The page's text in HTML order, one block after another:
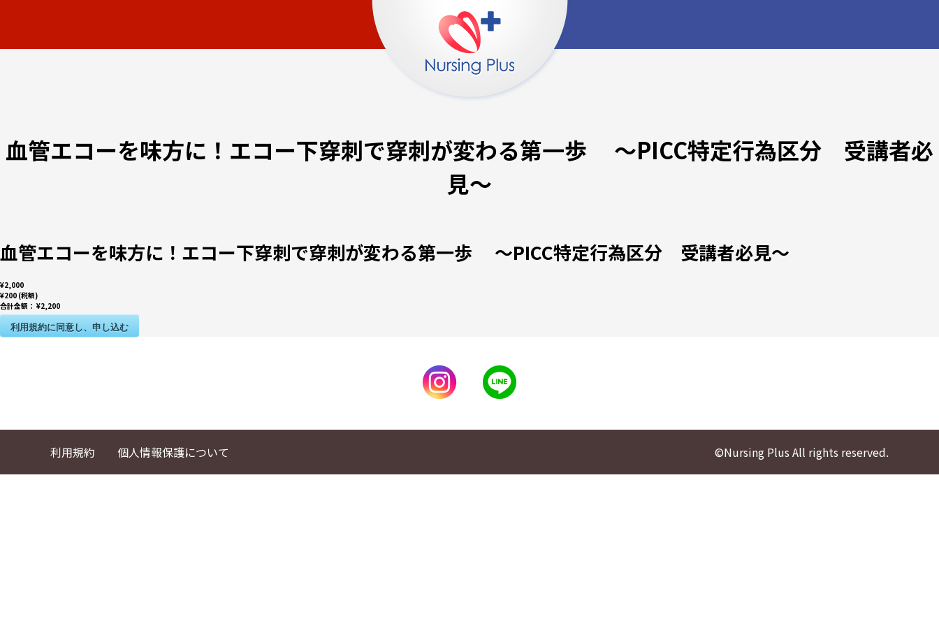
血管エコーを味方に！エコー下穿刺で穿刺が変わる第一歩 〜PICC特定行為区分 受講者必
見〜
血管エコーを味方に！エコー下穿刺で穿刺が変わる第一歩 〜PICC特定行為区分 受講者必見〜
¥2,000
¥200 (税額)
合計金額： ¥2,200
利用規約に同意し、申し込む
利用規約 個人情報保護について ©Nursing Plus All rights reserved.